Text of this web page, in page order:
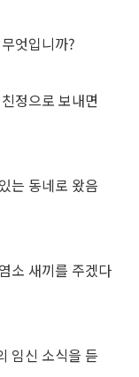
엇입니까?
정으로 보내면
는 동네로 왔음
소 새끼를 주겠다
임신 소식을 듣